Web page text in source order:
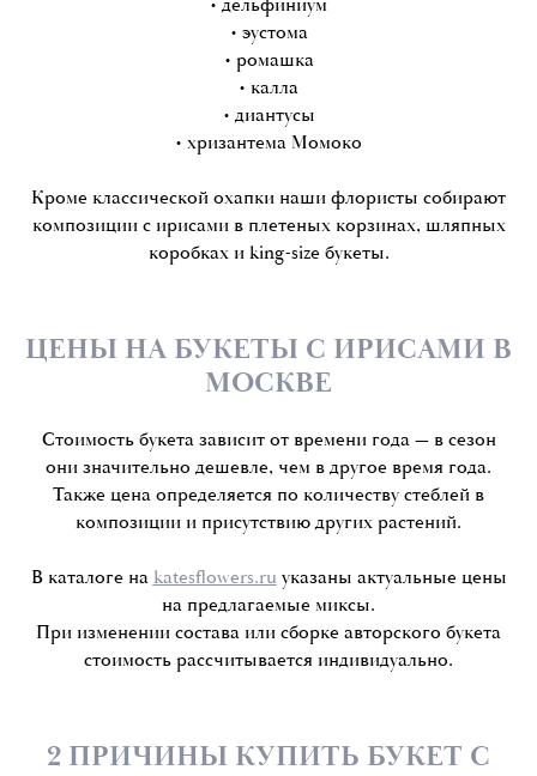
• эустома
• ромашка
• калла
• диантусы
• хризантема Момоко
Кроме классической охапки наши флористы собирают
композиции с ирисами в плетеных корзинах, шляпных
коробках и king-size букеты.
ЦЕНЫ НА БУКЕТЫ С ИРИСАМИ В
МОСКВЕ
Стоимость букета зависит от времени года — в сезон
они значительно дешевле, чем в другое время года.
Также цена определяется по количеству стеблей в
композиции и присутствию других растений.
В каталоге на katesflowers.ruуказаны актуальные цены
на предлагаемые миксы.
При изменении состава или сборке авторского букета
стоимость рассчитывается индивидуально.
2 ПРИЧИНЫ КУПИТЬ БУКЕТ С